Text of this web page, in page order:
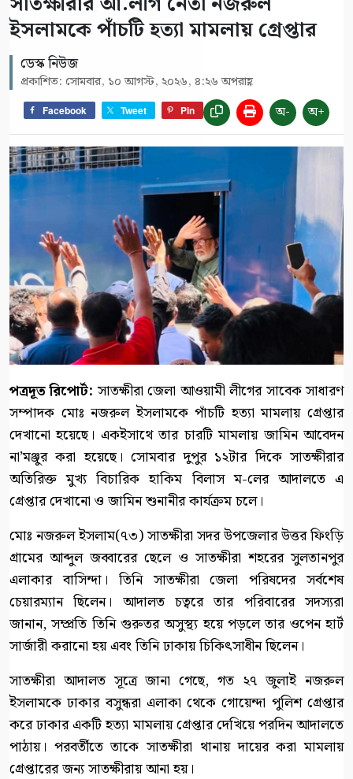
ইসলামকে পাঁচটি হত্যা মামলায় গ্রেপ্তার
ডেস্ক নিউজ
প্রকাশিত: সোমবার, ১০ আগস্ট, ২০২৬, ৪:২৬ অপরাহ্ণ
Facebook Tweet Pin অ- অ+
পত্রদূত রিপোর্ট: সাতক্ষীরা জেলা আওয়ামী লীগের সাবেক সাধারণ
সম্পাদক মোঃ নজরুল ইসলামকে পাঁচটি হত্যা মামলায় গ্রেপ্তার
দেখানো হয়েছে। একইসাথে তার চারটি মামলায় জামিন আবেদন
না’মঞ্জুর করা হয়েছে। সোমবার দুপুর ১২টার দিকে সাতক্ষীরার
অতিরিক্ত মুখ্য বিচারিক হাকিম বিলাস ম-লের আদালতে এ
গ্রেপ্তার দেখানো ও জামিন শুনানীর কার্যক্রম চলে।
মোঃ নজরুল ইসলাম(৭৩) সাতক্ষীরা সদর উপজেলার উত্তর ফিংড়ি
গ্রামের আব্দুল জব্বারের ছেলে ও সাতক্ষীরা শহরের সুলতানপুর
এলাকার বাসিন্দা। তিনি সাতক্ষীরা জেলা পরিষদের সর্বশেষ
চেয়ারম্যান ছিলেন। আদালত চত্বরে তার পরিবারের সদস্যরা
জানান, সম্প্রতি তিনি গুরুতর অসুস্থ্য হয়ে পড়লে তার ওপেন হার্ট
সার্জারী করানো হয় এবং তিনি ঢাকায় চিকিৎসাধীন ছিলেন।
সাতক্ষীরা আদালত সূত্রে জানা গেছে, গত ২৭ জুলাই নজরুল
ইসলামকে ঢাকার বসুন্ধরা এলাকা থেকে গোয়েন্দা পুলিশ গ্রেপ্তার
করে ঢাকার একটি হত্যা মামলায় গ্রেপ্তার দেখিয়ে পরদিন আদালতে
পাঠায়। পরবর্তীতে তাকে সাতক্ষীরা থানায় দায়ের করা মামলায়
গ্রেপ্তারের জন্য সাতক্ষীরায় আনা হয়।